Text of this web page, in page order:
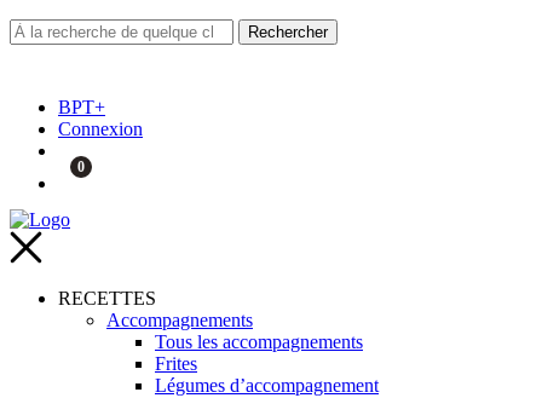
BPT+
Connexion
0
RECETTES
Accompagnements
Tous les accompagnements
Frites
Légumes d’accompagnement